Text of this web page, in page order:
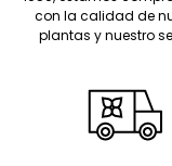
con la calidad de
plantas y nuestro